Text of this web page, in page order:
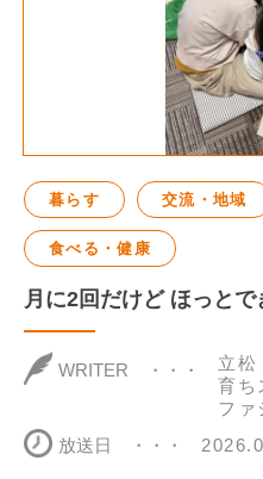
暮らす 交流・地域
食べる・健康
月に2回だけど ほっと
WRITER
立
育ち
ファ
放送日